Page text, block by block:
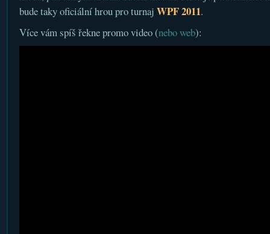
bude taky oficiální hrou pro turnaj WPF 2011.
Více vám spíš řekne promo video (nebo web):